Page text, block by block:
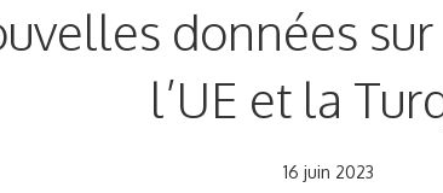
données
l’UE et la
16 juin 2023